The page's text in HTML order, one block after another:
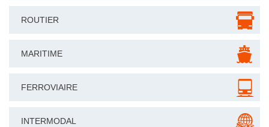
ROUTIER
MARITIME
FERROVIAIRE
INTERMODAL